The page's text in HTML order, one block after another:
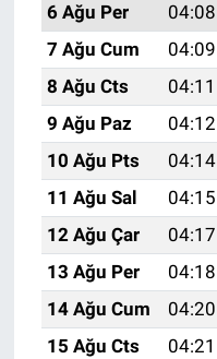
6 Ağu Per
04:08
7 Ağu Cum
04:09
8 Ağu Cts
04:11
9 Ağu Paz
04:12
10 Ağu Pts
04:14
11 Ağu Sal
04:15
12 Ağu Çar
04:17
13 Ağu Per
04:18
14 Ağu Cum
04:20
15 Ağu Cts
04:21